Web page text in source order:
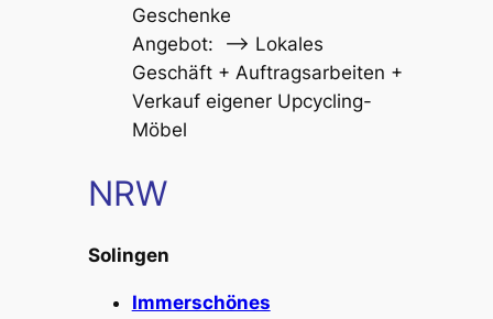
Geschenke
Angebot: –> Lokales
Geschäft + Auftragsarbeiten +
Verkauf eigener Upcycling-
Möbel
NRW
Solingen
Immerschönes